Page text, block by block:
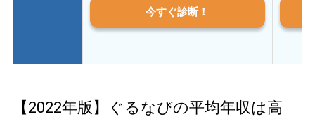
今すぐ診断！
【2022年版】ぐるなびの平均年収は高